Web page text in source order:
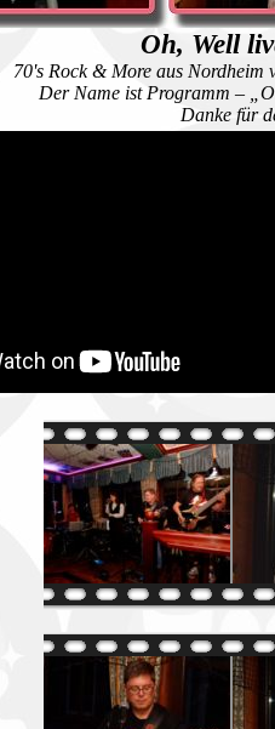
Oh, Well
70's Rock & More aus Nordheim
Der Name ist Programm –
Danke für